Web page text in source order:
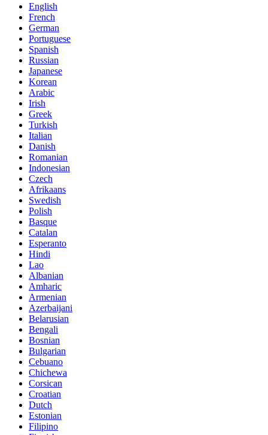
English
French
German
Portuguese
Spanish
Russian
Japanese
Korean
Arabic
Irish
Greek
Turkish
Italian
Danish
Romanian
Indonesian
Czech
Afrikaans
Swedish
Polish
Basque
Catalan
Esperanto
Hindi
Lao
Albanian
Amharic
Armenian
Azerbaijani
Belarusian
Bengali
Bosnian
Bulgarian
Cebuano
Chichewa
Corsican
Croatian
Dutch
Estonian
Filipino